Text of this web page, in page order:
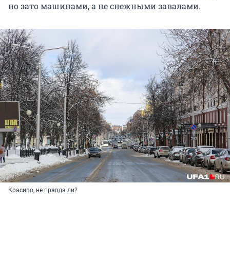
но зато машинами, а не снежными завалами.
Красиво, не правда ли?